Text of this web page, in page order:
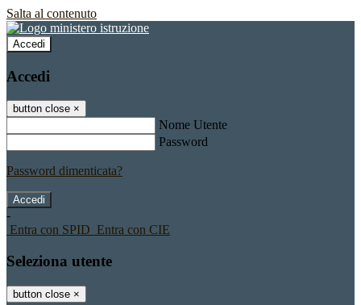
Salta al contenuto
Accedi
Accedi
button close ×
Nome Utente
Password
Password dimenticata?
-
Entra con SPID Entra con CIE
Seleziona utente
button close ×